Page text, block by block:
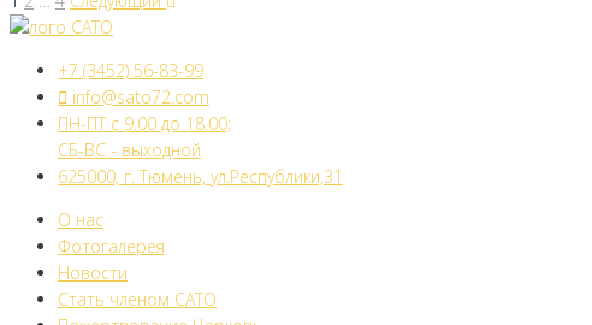
Пагинация
записей
+7 (3452) 56-83-99
info@sato72.com
ПН-ПТ с 9.00 до 18.00;
СБ-ВС - выходной
625000, г. Тюмень, ул.Республики,31
О нас
Фотогалерея
Новости
Стать членом САТО